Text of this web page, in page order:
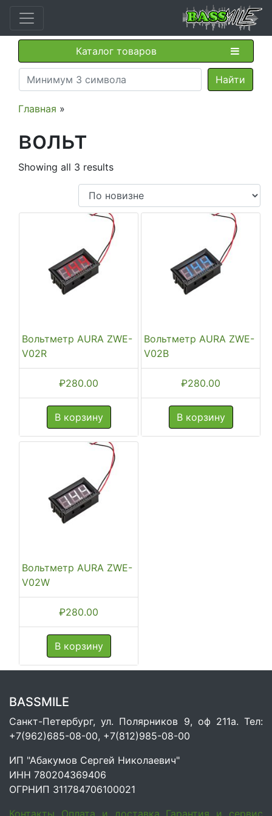
Каталог товаров
Главная »
вольт
Showing all 3 results
Вольтметр AURA ZWE-
V02R
₽280.00
В корзину
Вольтметр AURA ZWE-
V02B
₽280.00
В корзину
Вольтметр AURA ZWE-
V02W
₽280.00
В корзину
BASSMILE
Санкт-Петербург, ул. Полярников 9, оф 211а. Тел:
+7(962)685-08-00, +7(812)985-08-00
ИП "Абакумов Сергей Николаевич"
ИНН 780204369406
ОГРНИП 311784706100021
Контакты
Оплата и доставка Гарантия и сервис